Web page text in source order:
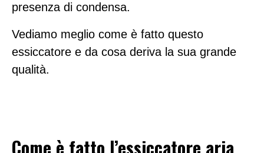
presenza di condensa.
Vediamo meglio come è fatto questo
essiccatore e da cosa deriva la sua grande
qualità.
Come è fatto l’essiccatore aria